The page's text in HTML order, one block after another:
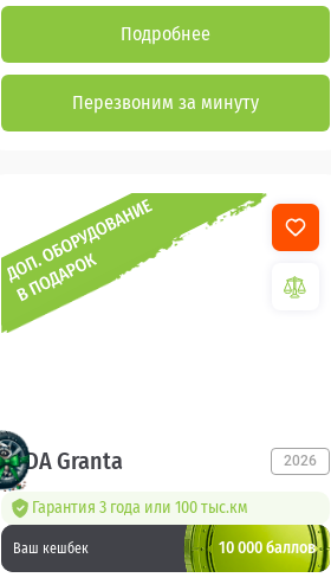
Подробнее
Перезвоним за минуту
LADA Granta 2026
Гарантия 3 года или 100 тыс.км
Ваш кешбек 10 000 баллов